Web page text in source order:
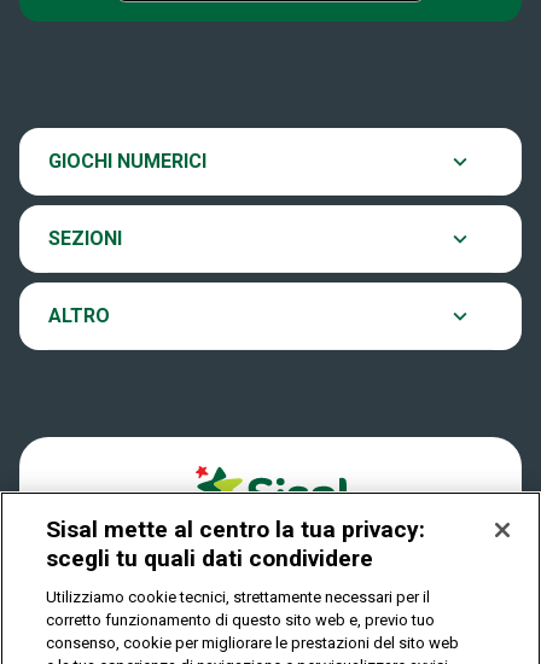
GIOCHI NUMERICI
EuroJackpot
VinciCasa
Play Your Date
SEZIONI
Scopri il gioco
Ultima estrazione
Archivio estrazioni
ALTRO
Contatti
Notifiche
Privacy
IL GIOCO È VIETATO AI MINORI E PUÒ CAUSARE
Sisal mette al centro la tua privacy:
scegli tu quali dati condividere
Utilizziamo cookie tecnici, strettamente necessari per il
corretto funzionamento di questo sito web e, previo tuo
consenso, cookie per migliorare le prestazioni del sito web